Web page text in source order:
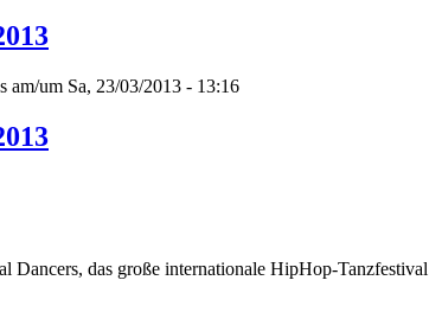
am/um Sa, 23/03/2013 - 13:16
das große internationale HipHop-